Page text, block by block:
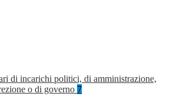
di incarichi politici, di amministrazione,
o di governo 7